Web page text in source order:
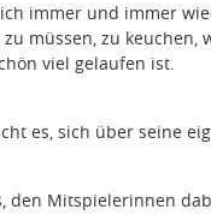
immer und immer
müssen, zu keuchen,
viel gelaufen ist.
es, sich über seine
den Mitspielerinnen